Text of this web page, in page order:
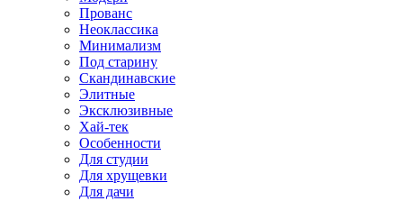
Прованс
Неоклассика
Минимализм
Под старину
Скандинавские
Элитные
Эксклюзивные
Хай-тек
Особенности
Для студии
Для хрущевки
Для дачи